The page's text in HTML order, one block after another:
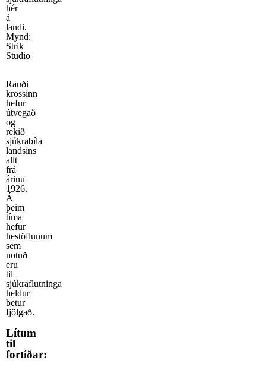
hér
á
landi.
Mynd:
Strik
Studio
Rauði
krossinn
hefur
útvegað
og
rekið
sjúkrabíla
landsins
allt
frá
árinu
1926.
Á
þeim
tíma
hefur
hestöflunum
sem
notuð
eru
til
sjúkraflutninga
heldur
betur
fjölgað.
Lítum
til
fortíðar: